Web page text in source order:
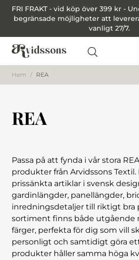
FRI FRAKT - vid köp över 399 kr -
begränsade möjligheter att
vanligt 27/7.
Hem / REA
REA
Passa på att fynda i vår stora
produkter från Arvidssons
prissänkta artiklar i svensk
gardinlängder, panellängder,
inredningsdetaljer till riktigt bra
sortiment finns både utgående
färger, perfekta för dig som vill
personligt och samtidigt göra
produkter håller samma höga